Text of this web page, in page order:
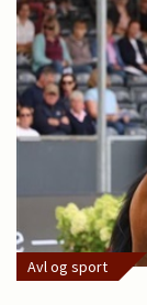
Avl og sport